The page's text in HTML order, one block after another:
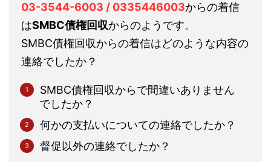
03-3544-6003 / 0335446003からの着信
はSMBC債権回収からのようです。
SMBC債権回収からの着信はどのような内容の
連絡でしたか？
SMBC債権回収からで間違いありません
でしたか？
何かの支払いについての連絡でしたか？
督促以外の連絡でしたか？